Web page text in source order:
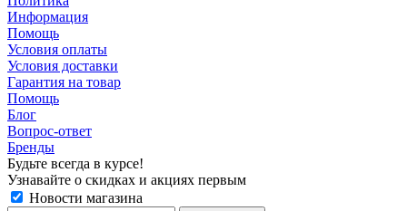
Информация
Помощь
Условия оплаты
Условия доставки
Гарантия на товар
Помощь
Блог
Вопрос-ответ
Бренды
Будьте всегда в курсе!
Узнавайте о скидках и акциях первым
Новости магазина